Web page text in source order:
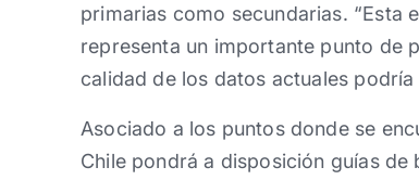
primarias como secundarias. “Esta
representa un importante punto de
calidad de los datos actuales
Asociado a los puntos donde se
Chile pondrá a disposición guías